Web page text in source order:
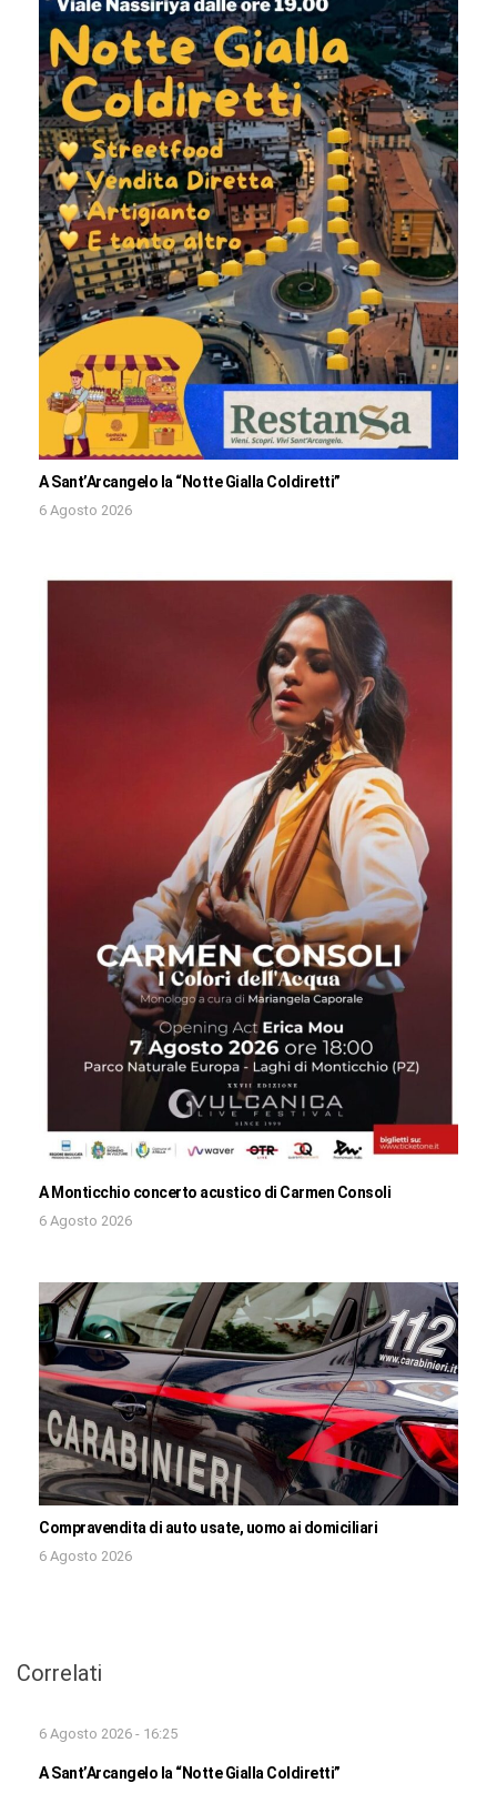
A Sant’Arcangelo la “Notte Gialla Coldiretti”
6 Agosto 2026
A Monticchio concerto acustico di Carmen Consoli
6 Agosto 2026
Compravendita di auto usate, uomo ai domiciliari
6 Agosto 2026
Correlati
6 Agosto 2026 - 16:25
A Sant’Arcangelo la “Notte Gialla Coldiretti”